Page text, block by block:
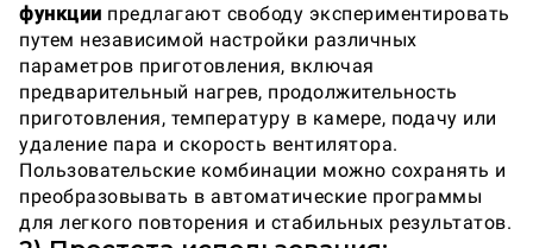
функции предлагают свободу экспериментировать
путем независимой настройки различных
параметров приготовления, включая
предварительный нагрев, продолжительность
приготовления, температуру в камере, подачу или
удаление пара и скорость вентилятора.
Пользовательские комбинации можно сохранять и
преобразовывать в автоматические программы
для легкого повторения и стабильных результатов.